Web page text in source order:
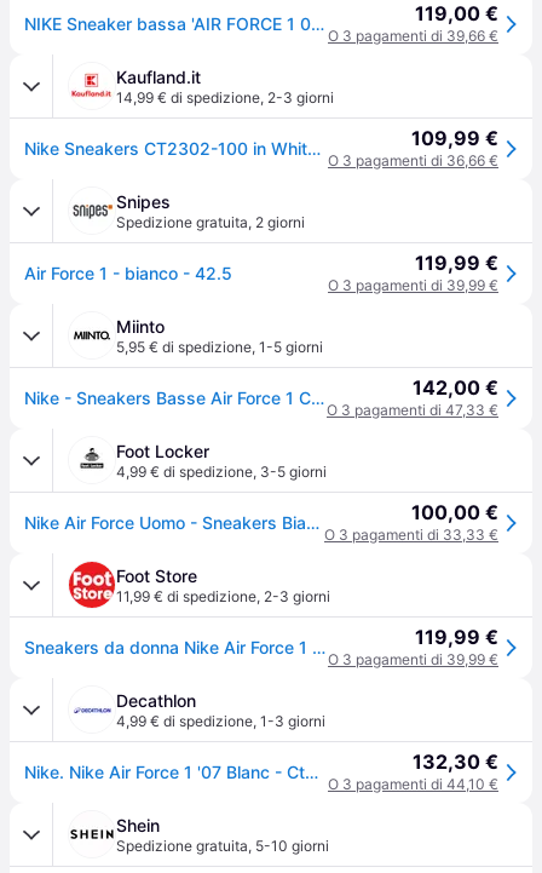
NIKE Sneaker bassa 'AIR FORCE 1 07' nero / bianco 119,00 €
O 3 pagamenti di 39,66 €
Kaufland.it
14,99 € di spedizione, 2-3 giorni
Nike Sneakers CT2302-100 in White color size 41 109,99 €
O 3 pagamenti di 36,66 €
Snipes
Spedizione gratuita, 2 giorni
Air Force 1 - bianco - 42.5 119,99 €
O 3 pagamenti di 39,99 €
Miinto
5,95 € di spedizione, 1-5 giorni
Nike - Sneakers Basse Air Force 1 Classiche - - Sport - Donna - Bianco - 39 EU 142,00 €
O 3 pagamenti di 47,33 €
Foot Locker
4,99 € di spedizione, 3-5 giorni
Nike Air Force Uomo - Sneakers Bianco - Taglia 42 - Pelle - White 100,00 €
O 3 pagamenti di 33,33 €
Foot Store
11,99 € di spedizione, 2-3 giorni
Sneakers da donna Nike Air Force 1 '07 119,99 €
O 3 pagamenti di 39,99 €
Decathlon
4,99 € di spedizione, 1-3 giorni
Nike. Nike Air Force 1 '07 Blanc - Ct2302-100_42 Sneakers Ritiro Gratis - nerobianco - 42 (UK 7.5) 132,30 €
O 3 pagamenti di 44,10 €
Shein
Spedizione gratuita, 5-10 giorni